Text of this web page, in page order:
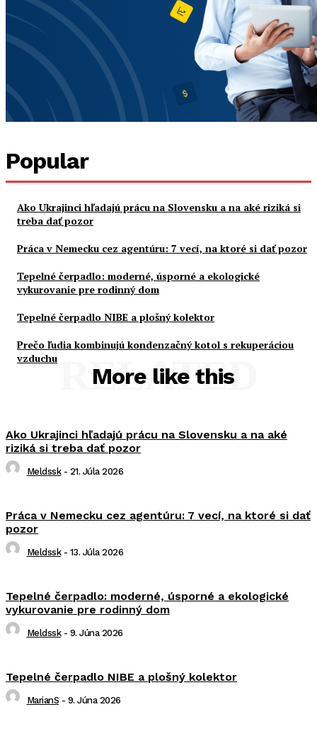
Popular
Ako Ukrajinci hľadajú prácu na Slovensku a na aké riziká si
treba dať pozor
Práca v Nemecku cez agentúru: 7 vecí, na ktoré si dať pozor
Tepelné čerpadlo: moderné, úsporné a ekologické
vykurovanie pre rodinný dom
Tepelné čerpadlo NIBE a plošný kolektor
Prečo ľudia kombinujú kondenzačný kotol s rekuperáciou
vzduchu
More like this
RELATED
Ako Ukrajinci hľadajú prácu na Slovensku a na aké
riziká si treba dať pozor
Meldssk - 21. Júla 2026
Práca v Nemecku cez agentúru: 7 vecí, na ktoré si dať
pozor
Meldssk - 13. Júla 2026
Tepelné čerpadlo: moderné, úsporné a ekologické
vykurovanie pre rodinný dom
Meldssk - 9. Júna 2026
Tepelné čerpadlo NIBE a plošný kolektor
MarianS - 9. Júna 2026